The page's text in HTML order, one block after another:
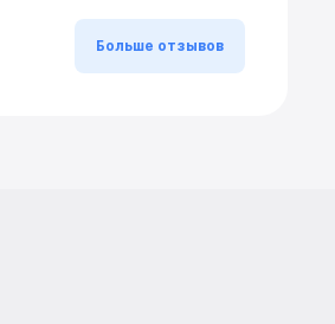
Больше отзывов